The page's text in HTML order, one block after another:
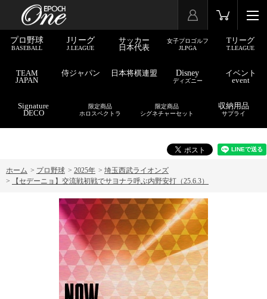
プロ野球
BASEBALL
Jリーグ
J.LEAGUE
サッカー
日本代表
女子プロゴルフ
JLPGA
Tリーグ
T.LEAGUE
TEAM
JAPAN
侍ジャパン 日本将棋連盟 Disney
ディズニー
イベント
event
Signature
DECO
限定商品
ホロスペクトラ
限定商品
シグネチャーセット
収納用品
サプライ
ホーム > プロ野球 > 2025年 > 埼玉西武ライオンズ
>
【セデーニョ】交流戦初戦でサヨナラ呼ぶ内野安打（25.6.3）